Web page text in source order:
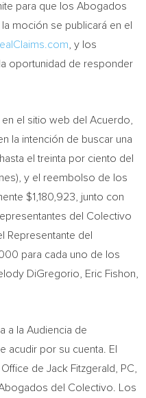
para que los Abogados
moción se publicará en el
, y los
oportunidad de responder
el sitio web del Acuerdo,
la intención de buscar una
el treinta por ciento del
y el reembolso de los
$1,180,923 , junto con
del Colectivo
Representante del
para cada uno de los
DiGregorio Eric Fishon
a la Audiencia de
acudir por su cuenta. El
de Jack Fitzgerald, PC
del Colectivo. Los